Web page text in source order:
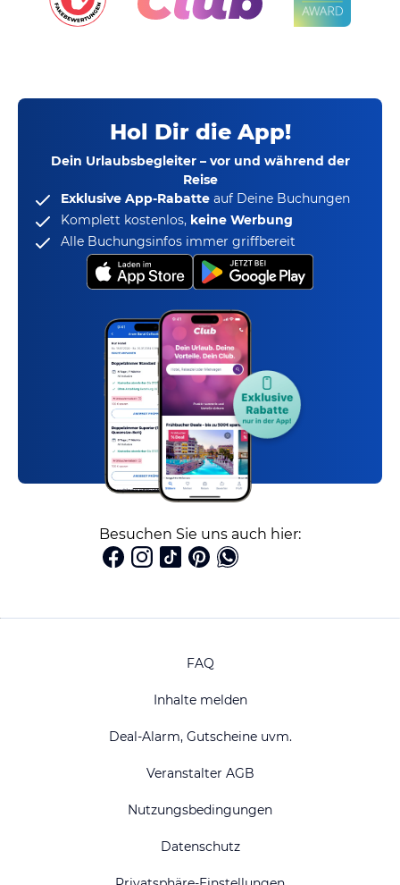
Hol Dir die App!
Dein Urlaubsbegleiter – vor und während der
Reise
Exklusive App-Rabatte auf Deine Buchungen
Komplett kostenlos, keine Werbung
Alle Buchungsinfos immer griffbereit
Besuchen Sie uns auch hier:
FAQ
Inhalte melden
Deal-Alarm, Gutscheine uvm.
Veranstalter AGB
Nutzungsbedingungen
Datenschutz